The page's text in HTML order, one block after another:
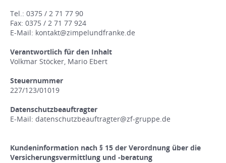
Tel.: 0375 / 2 71 77 90
Fax: 0375 / 2 71 77 924
E-Mail: kontakt@zimpelundfranke.de
Verantwortlich für den Inhalt
Volkmar Stöcker, Mario Ebert
Steuernummer
227/123/01019
Datenschutzbeauftragter
E-Mail: datenschutzbeauftragter@zf-gruppe.de
Kundeninformation nach § 15 der Verordnung über die
Versicherungsvermittlung und -beratung